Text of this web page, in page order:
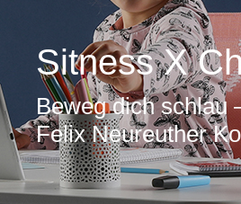
Sitness X
Beweg dich schlau
Felix Neureuther